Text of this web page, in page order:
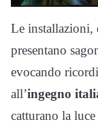
Le installazioni,
presentano
evocando
all’ingegno
catturano la